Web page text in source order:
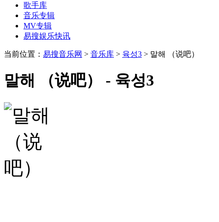
歌手库
音乐专辑
MV专辑
易搜娱乐快讯
当前位置： 易搜音乐网 > 音乐库 > 육성3 > 말해 （说吧）
말해 （说吧） - 육성3